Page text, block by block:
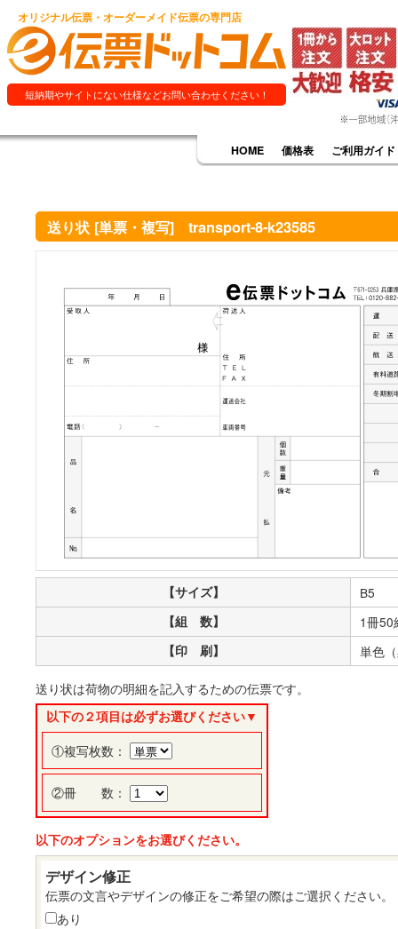
オリジナル伝票・オーダーメイド伝票の専門店
短納期やサイトにない仕様などお問い合わせください！
HOME 価格表 ご利用ガイド
送り状 [単票・複写] transport-8-k23585
【サイズ】 B5
【組 数】 1冊50
【印 刷】 単色
送り状は荷物の明細を記入するための伝票です。
以下の２項目は必ずお選びください▼
①複写枚数：
②冊 数：
以下のオプションをお選びください。
デザイン修正
伝票の文言やデザインの修正をご希望の際はご選択ください。
あり